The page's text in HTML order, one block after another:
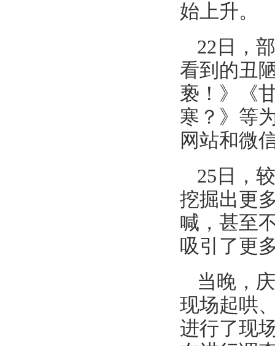
始上升。
22日，
看到的丑
亵！》《
寒？》等
网站和微
25日，
挖掘出更
喊，甚至
吸引了更
当晚，
现场起哄
进行了现